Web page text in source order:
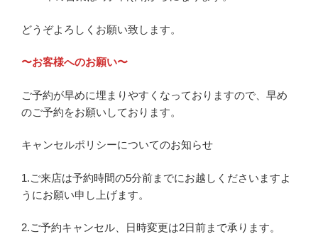
どうぞよろしくお願い致します。
〜お客様へのお願い〜
ご予約が早めに埋まりやすくなっておりますので、早め
のご予約をお願いしております。
キャンセルポリシーについてのお知らせ
1.ご来店は予約時間の5分前までにお越しくださいますよ
うにお願い申し上げます。
2.ご予約キャンセル、日時変更は2日前まで承ります。